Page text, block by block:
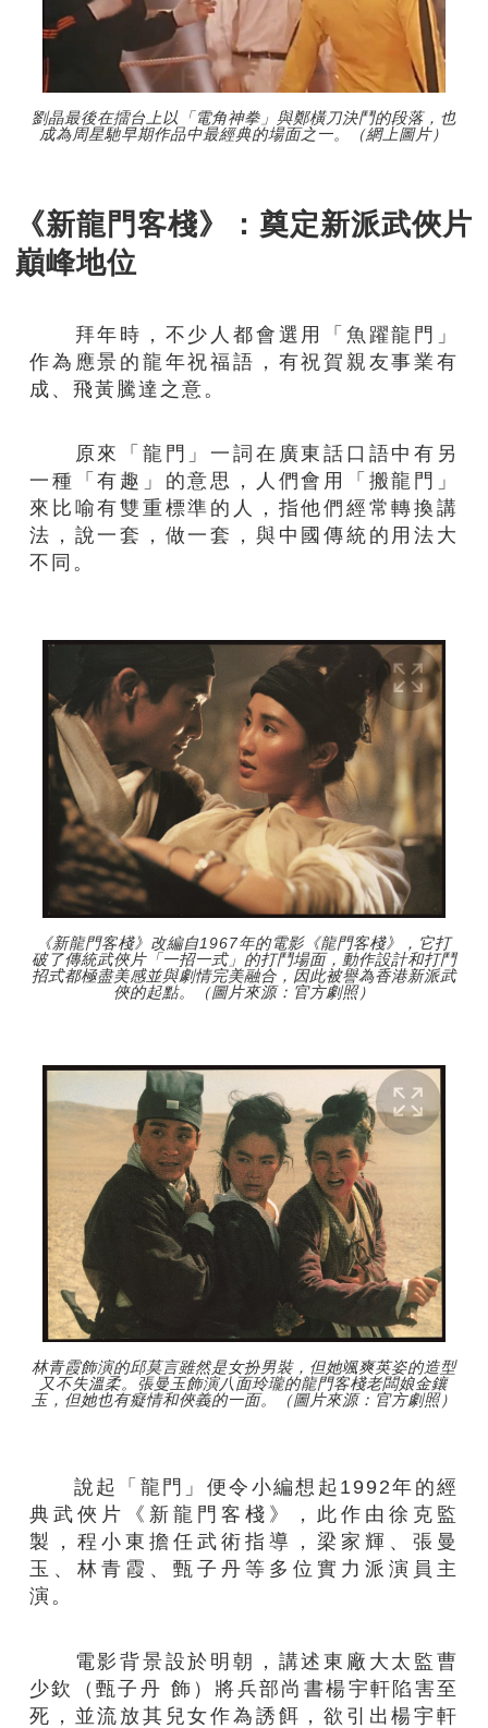
劉晶最後在擂台上以「電角神拳」與鄭橫刀決鬥的段落，也
成為周星馳早期作品中最經典的場面之一。（網上圖片）
《新龍門客棧》：奠定新派武俠片
巔峰地位
拜年時，不少人都會選用「魚躍龍門」
作為應景的龍年祝福語，有祝賀親友事業有
成、飛黃騰達之意。
原來「龍門」一詞在廣東話口語中有另
一種「有趣」的意思，人們會用「搬龍門」
來比喻有雙重標準的人，指他們經常轉換講
法，說一套，做一套，與中國傳統的用法大
不同。
《新龍門客棧》改編自1967年的電影《龍門客棧》，它打
破了傳統武俠片「一招一式」的打鬥場面，動作設計和打鬥
招式都極盡美感並與劇情完美融合，因此被譽為香港新派武
俠的起點。（圖片來源：官方劇照）
林青霞飾演的邱莫言雖然是女扮男裝，但她颯爽英姿的造型
又不失溫柔。張曼玉飾演八面玲瓏的龍門客棧老闆娘金鑲
玉，但她也有癡情和俠義的一面。（圖片來源：官方劇照）
說起「龍門」便令小編想起1992年的經
典武俠片《新龍門客棧》，此作由徐克監
製，程小東擔任武術指導，梁家輝、張曼
玉、林青霞、甄子丹等多位實力派演員主
演。
電影背景設於明朝，講述東廠大太監曹
少欽（甄子丹 飾）將兵部尚書楊宇軒陷害至
死，並流放其兒女作為誘餌，欲引出楊宇軒